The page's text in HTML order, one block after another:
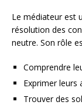
Le médiateur est
résolution des
neutre. Son rôle
Comprendre
Exprimer leurs
Trouver des